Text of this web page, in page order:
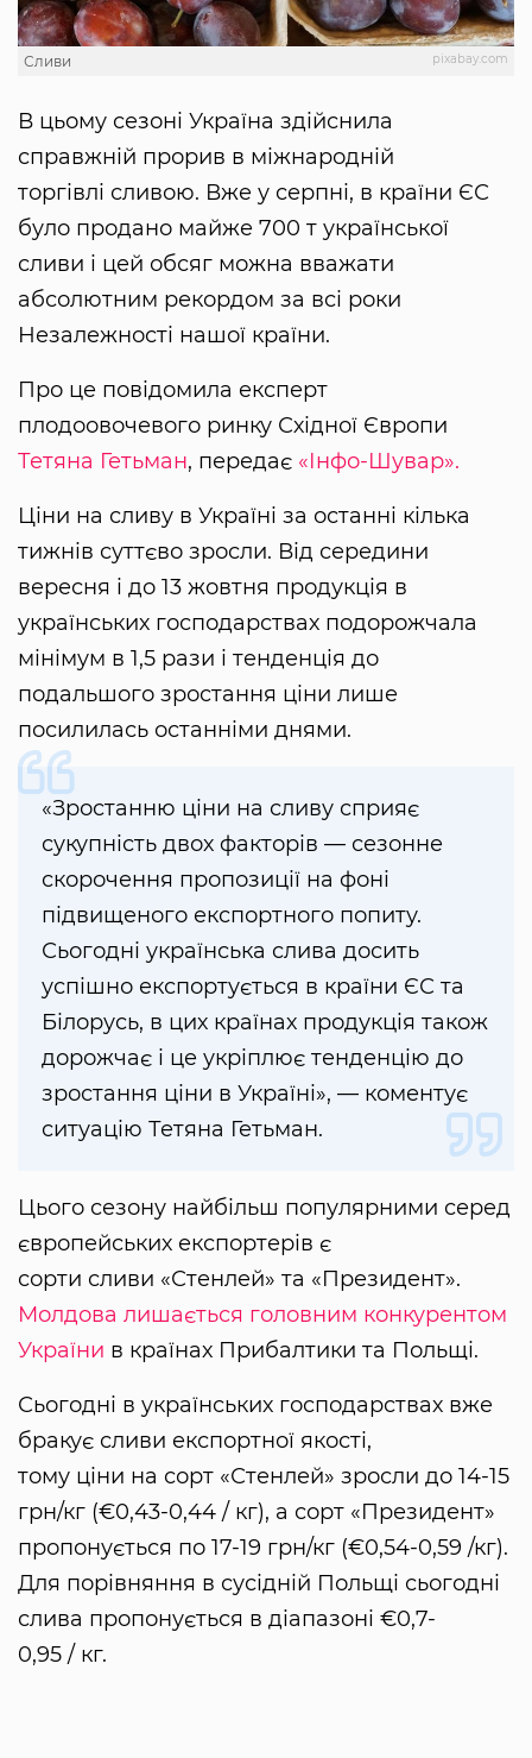
pixabay.com
Сливи
В цьому сезоні Україна здійснила
справжній прорив в міжнародній
торгівлі сливою. Вже у серпні, в країни ЄС
було продано майже 700 т української
сливи і цей обсяг можна вважати
абсолютним рекордом за всі роки
Незалежності нашої країни.
Про це повідомила експерт
плодоовочевого ринку Східної Європи
Тетяна Гетьман, передає «Інфо-Шувар».
Ціни на сливу в Україні за останні кілька
тижнів суттєво зросли. Від середини
вересня і до 13 жовтня продукція в
українських господарствах подорожчала
мінімум в 1,5 рази і тенденція до
подальшого зростання ціни лише
посилилась останніми днями.
«Зростанню ціни на сливу сприяє
сукупність двох факторів — сезонне
скорочення пропозиції на фоні
підвищеного експортного попиту.
Сьогодні українська слива досить
успішно експортується в країни ЄС та
Білорусь, в цих країнах продукція також
дорожчає і це укріплює тенденцію до
зростання ціни в Україні», — коментує
ситуацію Тетяна Гетьман.
Цього сезону найбільш популярними серед
європейських експортерів є
сорти сливи «Стенлей» та «Президент».
Молдова лишається головним конкурентом
України в країнах Прибалтики та Польщі.
Сьогодні в українських господарствах вже
бракує сливи експортної якості,
тому ціни на сорт «Стенлей» зросли до 14-15
грн/кг (€0,43-0,44 / кг), а сорт «Президент»
пропонується по 17-19 грн/кг (€0,54-0,59 /кг).
Для порівняння в сусідній Польщі сьогодні
слива пропонується в діапазоні €0,7-
0,95 / кг.